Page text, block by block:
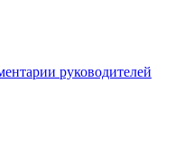
руководителей